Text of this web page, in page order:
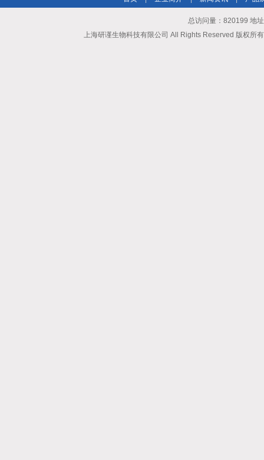
总访问量：820199 地
上海研谨生物科技有限公司 All Rights Reserved 版权所